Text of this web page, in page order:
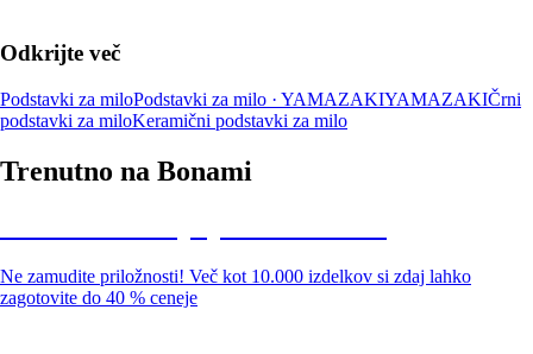
Odkrijte več
Podstavki za miloPodstavki za milo · YAMAZAKIYAMAZAKIČrni
podstavki za miloKeramični podstavki za milo
Trenutno na Bonami
Ne zamudite priložnosti! Več kot 10.000 izdelkov si zdaj lahko
zagotovite do 40 % ceneje